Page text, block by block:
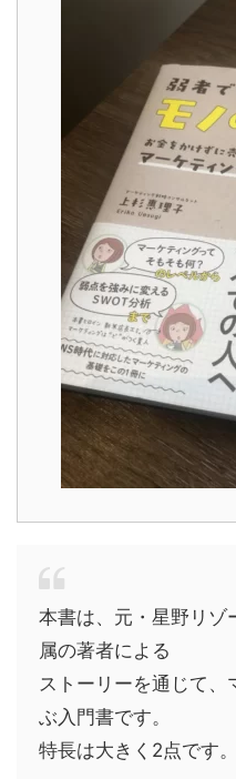
本書は、元・星野リゾ
属の著者による
ストーリーを通じて、
ぶ入門書です。
特長は大きく2点です。